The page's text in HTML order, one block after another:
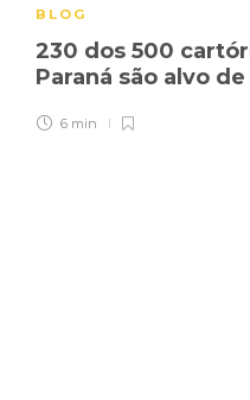
BLOG
230 dos 500
Paraná são alvo
6 min